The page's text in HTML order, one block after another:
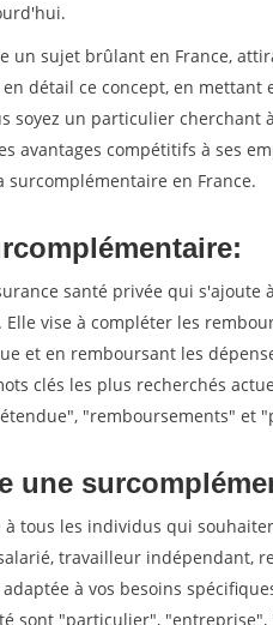
un sujet brûlant en France,
détail ce concept, en mettant
soyez un particulier cherchant
avantages compétitifs à ses
surcomplémentaire en France.
santé privée qui s'ajoute
vise à compléter les
et en remboursant les
clés les plus recherchés
"remboursements" et
une
tous les individus qui
travailleur indépendant,
à vos besoins
sont "particulier",